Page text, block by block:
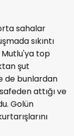
sahalar
sıkıntı
Mutlu'ya top
şut
de bunlardan
attığı ve
Golün